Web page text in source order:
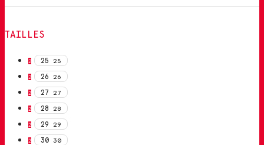
TAILLES
2 25 25
2 26 26
2 27 27
2 28 28
2 29 29
2 30 30